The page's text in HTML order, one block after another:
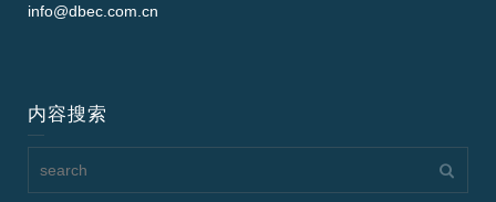
info@dbec.com.cn
内容搜索